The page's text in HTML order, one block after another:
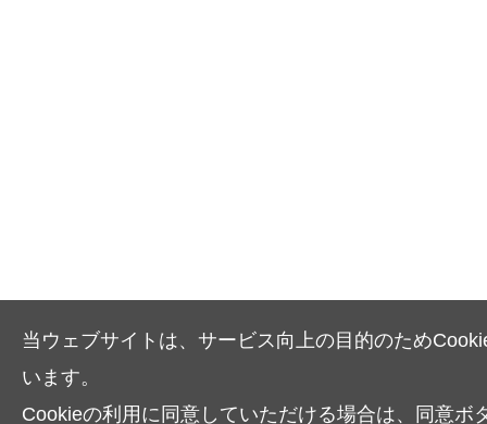
当ウェブサイトは、サービス向上の目的のため
います。
Cookieの利用に同意していただける場合は、同意ボ